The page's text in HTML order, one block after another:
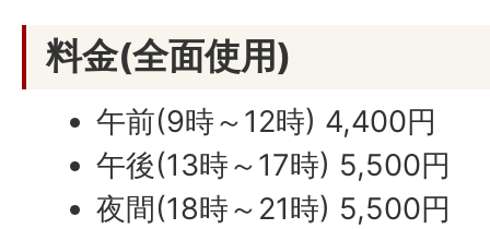
料金(全面使用)
午前(9時～12時) 4,400円
午後(13時～17時) 5,500円
夜間(18時～21時) 5,500円